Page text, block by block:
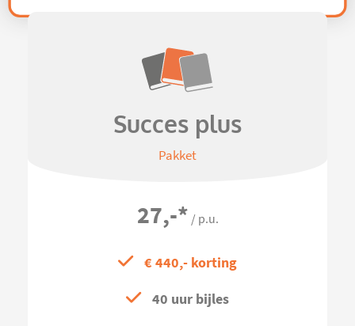
Succes plus
Pakket
27,-* / p.u.
€ 440,- korting
40 uur bijles